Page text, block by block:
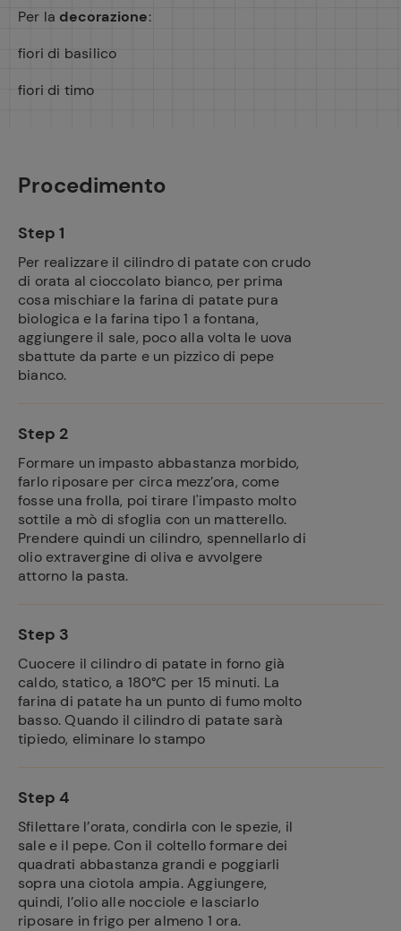
Per la decorazione:
fiori di basilico
fiori di timo
Procedimento
Step 1
Per realizzare il cilindro di patate con crudo
di orata al cioccolato bianco, per prima
cosa mischiare la farina di patate pura
biologica e la farina tipo 1 a fontana,
aggiungere il sale, poco alla volta le uova
sbattute da parte e un pizzico di pepe
bianco.
Step 2
Formare un impasto abbastanza morbido,
farlo riposare per circa mezz’ora, come
fosse una frolla, poi tirare l'impasto molto
sottile a mò di sfoglia con un matterello.
Prendere quindi un cilindro, spennellarlo di
olio extravergine di oliva e avvolgere
attorno la pasta.
Step 3
Cuocere il cilindro di patate in forno già
caldo, statico, a 180°C per 15 minuti. La
farina di patate ha un punto di fumo molto
basso. Quando il cilindro di patate sarà
tipiedo, eliminare lo stampo
Step 4
Sfilettare l’orata, condirla con le spezie, il
sale e il pepe. Con il coltello formare dei
quadrati abbastanza grandi e poggiarli
sopra una ciotola ampia. Aggiungere,
quindi, l’olio alle nocciole e lasciarlo
riposare in frigo per almeno 1 ora.
Ricette
preferite